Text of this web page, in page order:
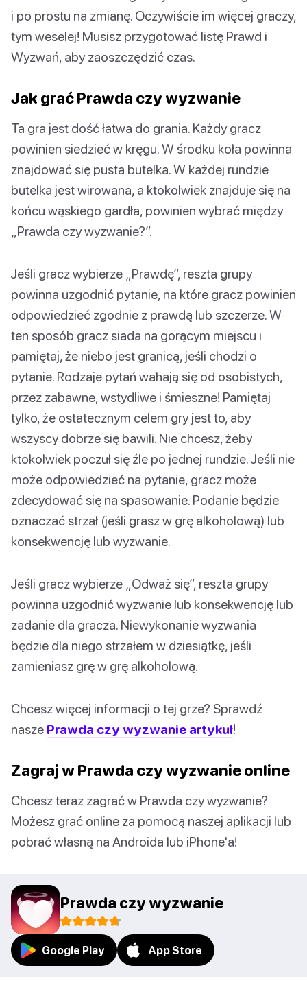
i po prostu na zmianę. Oczywiście im więcej graczy,
tym weselej! Musisz przygotować listę Prawd i
Wyzwań, aby zaoszczędzić czas.
Jak grać Prawda czy wyzwanie
Ta gra jest dość łatwa do grania. Każdy gracz
powinien siedzieć w kręgu. W środku koła powinna
znajdować się pusta butelka. W każdej rundzie
butelka jest wirowana, a ktokolwiek znajduje się na
końcu wąskiego gardła, powinien wybrać między
„Prawda czy wyzwanie?”.
Jeśli gracz wybierze „Prawdę”, reszta grupy
powinna uzgodnić pytanie, na które gracz powinien
odpowiedzieć zgodnie z prawdą lub szczerze. W
ten sposób gracz siada na gorącym miejscu i
pamiętaj, że niebo jest granicą, jeśli chodzi o
pytanie. Rodzaje pytań wahają się od osobistych,
przez zabawne, wstydliwe i śmieszne! Pamiętaj
tylko, że ostatecznym celem gry jest to, aby
wszyscy dobrze się bawili. Nie chcesz, żeby
ktokolwiek poczuł się źle po jednej rundzie. Jeśli nie
może odpowiedzieć na pytanie, gracz może
zdecydować się na spasowanie. Podanie będzie
oznaczać strzał (jeśli grasz w grę alkoholową) lub
konsekwencję lub wyzwanie.
Jeśli gracz wybierze „Odważ się”, reszta grupy
powinna uzgodnić wyzwanie lub konsekwencję lub
zadanie dla gracza. Niewykonanie wyzwania
będzie dla niego strzałem w dziesiątkę, jeśli
zamieniasz grę w grę alkoholową.
Chcesz więcej informacji o tej grze? Sprawdź
nasze Prawda czy wyzwanie artykuł!
Zagraj w Prawda czy wyzwanie online
Chcesz teraz zagrać w Prawda czy wyzwanie?
Możesz grać online za pomocą naszej aplikacji lub
pobrać własną na Androida lub iPhone'a!
Prawda czy wyzwanie
Google Play App Store